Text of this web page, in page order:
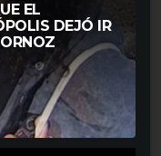
EL
DEJÓ IR